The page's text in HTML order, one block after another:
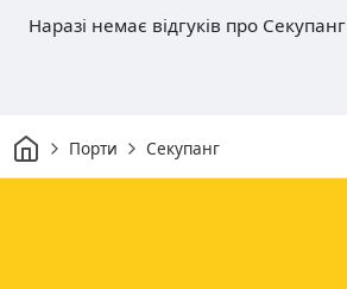
Наразі немає відгуків про Секупанг
Дім Порти Секупанг